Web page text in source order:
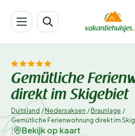
Gemütliche
direkt im Skigebiet
Duitsland / Nedersaksen / Braunlage /
Gemütliche Ferienwohnung direkt im
Bekijk op kaart